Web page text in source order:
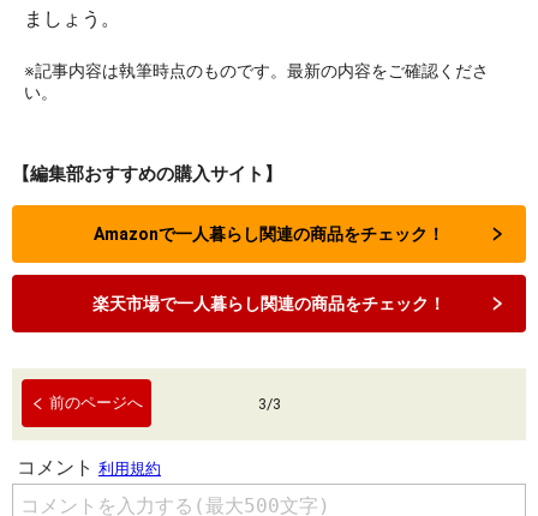
ましょう。
※記事内容は執筆時点のものです。最新の内容をご確認くださ
い。
【編集部おすすめの購入サイト】
Amazonで一人暮らし関連の商品をチェック！
楽天市場で一人暮らし関連の商品をチェック！
前のページへ 3/3